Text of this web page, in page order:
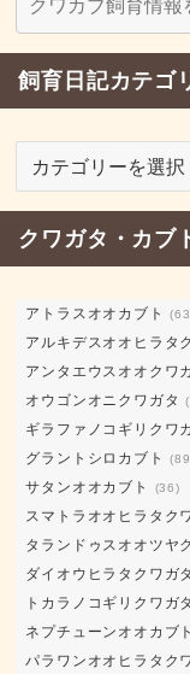
飼育日記カテゴ
日
記
テ
ゴ
リ
ー
クワガタ・カブ
アトラスオオカブト
アルキデスオオヒラタ
アンタエウスオオクワ
オウゴンオニクワガタ
ギラファノコギリクワ
グラントシロカブト
サタンオオカブト (36)
スマトラオオヒラタク
タランドゥスオオツヤ
ダイオウヒラタクワガタ
トカラノコギリクワガタ
ネプチューンオオカブト
パラワンオオヒラタク